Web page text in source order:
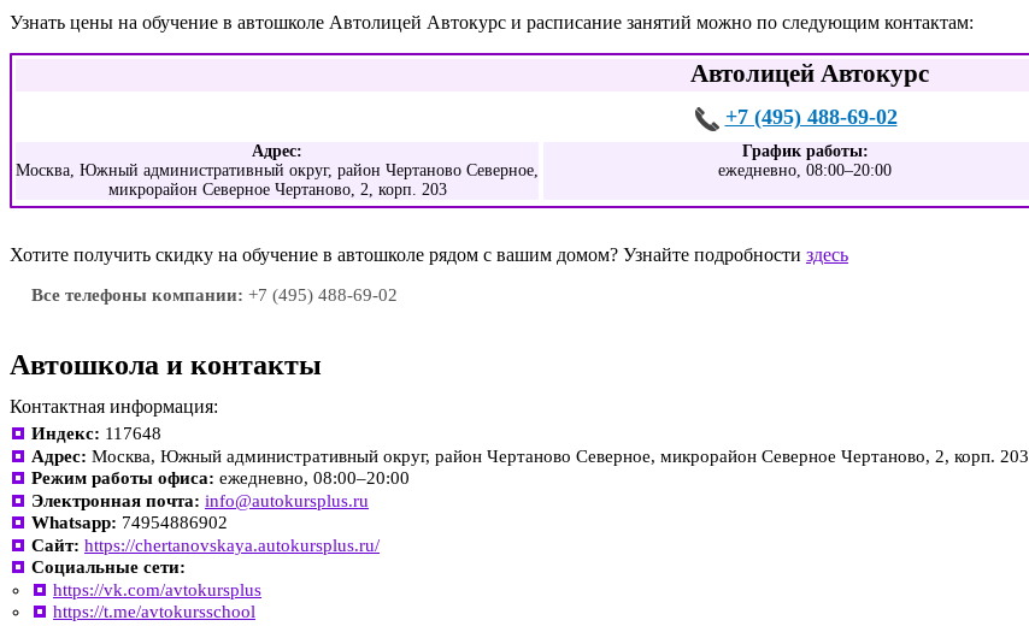
Узнать цены на обучение в автошколе Автолицей Автокурс и расписание занятий можно по следующим контактам:
Автолицей Автокурс
+7 (495) 488-69-02
Адрес:
Москва, Южный административный округ, район Чертаново Северное,
микрорайон Северное Чертаново, 2, корп. 203
График работы:
ежедневно, 08:00–20:00
Хотите получить скидку на обучение в автошколе рядом с вашим домом? Узнайте подробности здесь
Все телефоны компании: +7 (495) 488-69-02
Автошкола и контакты
Контактная информация:
Индекс: 117648
Адрес: Москва, Южный административный округ, район Чертаново Северное, микрорайон Северное Чертаново, 2, корп. 203
Режим работы офиса: ежедневно, 08:00–20:00
Электронная почта: info@autokursplus.ru
Whatsapp: 74954886902
Сайт: https://chertanovskaya.autokursplus.ru/
Социальные сети:
https://vk.com/avtokursplus
https://t.me/avtokursschool